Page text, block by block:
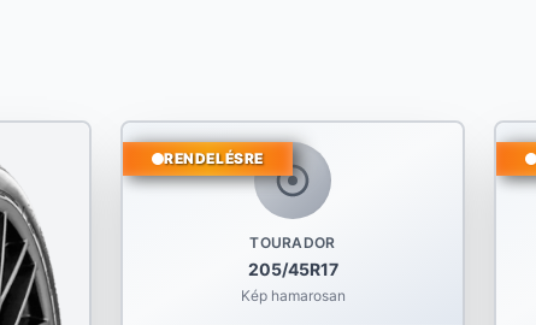
TOURADOR
205/45R17
Kép hamarosan
RENDELÉSRE